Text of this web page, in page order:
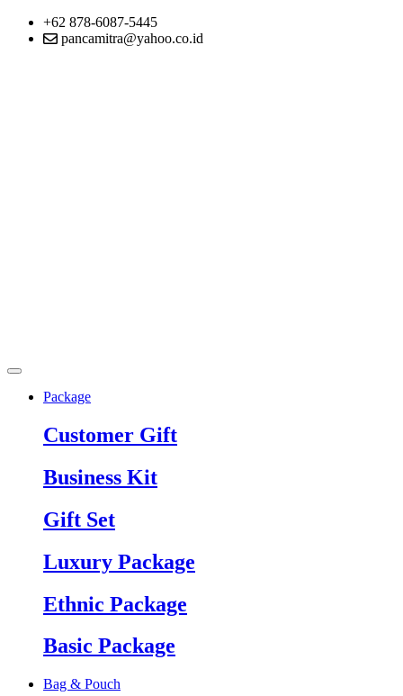
+62 878-6087-5445
pancamitra@yahoo.co.id
Package
Customer Gift
Business Kit
Gift Set
Luxury Package
Ethnic Package
Basic Package
Bag & Pouch